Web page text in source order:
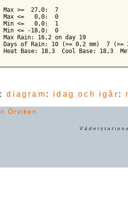
Max >=  27,0:  7
Max <=   0,0:  0
Min <=   0,0:  1
Min <= -18,0:  0
Max Rain: 16,2 on day 19
Days of Rain: 10 (>= 0,2 mm)  7 (>=
:diagram : idag och igår :
Örviken